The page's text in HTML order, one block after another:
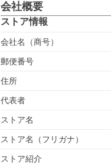
会社概要
ストア情報
会社名（商号）
郵便番号
住所
代表者
ストア名
ストア名（フリガナ）
ストア紹介